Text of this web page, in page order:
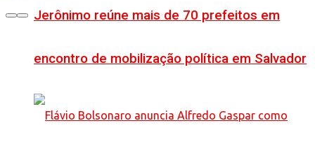
Jerônimo reúne mais de 70 prefeitos em
encontro de mobilização política em Salvador